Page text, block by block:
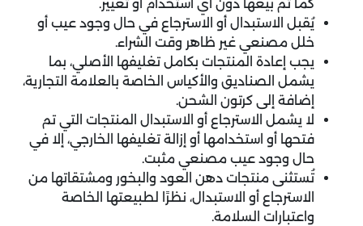
كما تم بيعها دون أي استخدام أو تغيير.
يُقبل الاستبدال أو الاسترجاع في حال وجود عيب أو
خلل مصنعي غير ظاهر وقت الشراء.
يجب إعادة المنتجات بكامل تغليفها الأصلي، بما
يشمل الصناديق والأكياس الخاصة بالعلامة التجارية،
إضافة إلى كرتون الشحن.
لا يشمل الاسترجاع أو الاستبدال المنتجات التي تم
فتحها أو استخدامها أو إزالة تغليفها الخارجي، إلا في
حال وجود عيب مصنعي مثبت.
تُستثنى منتجات دهن العود والبخور ومشتقاتها من
الاسترجاع أو الاستبدال، نظرًا لطبيعتها الخاصة
واعتبارات السلامة.